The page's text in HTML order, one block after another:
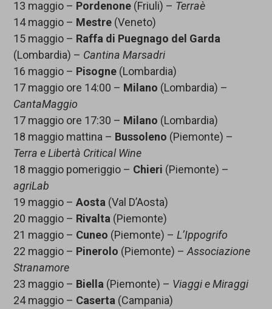
13 maggio – Pordenone (Friuli) – Terraè
14 maggio – Mestre (Veneto)
15 maggio – Raffa di Puegnago del Garda
(Lombardia) – Cantina Marsadri
16 maggio – Pisogne (Lombardia)
17 maggio ore 14:00 – Milano (Lombardia) –
CantaMaggio
17 maggio ore 17:30 – Milano (Lombardia)
18 maggio mattina – Bussoleno (Piemonte) –
Terra e Libertà Critical Wine
18 maggio pomeriggio – Chieri (Piemonte) –
agriLab
19 maggio –Aosta (Val D’Aosta)
20 maggio – Rivalta (Piemonte)
21 maggio – Cuneo (Piemonte) –L’Ippogrifo
22 maggio – Pinerolo (Piemonte) –Associazione
Stranamore
23 maggio – Biella (Piemonte) – Viaggi e Miraggi
24 maggio – Caserta (Campania)